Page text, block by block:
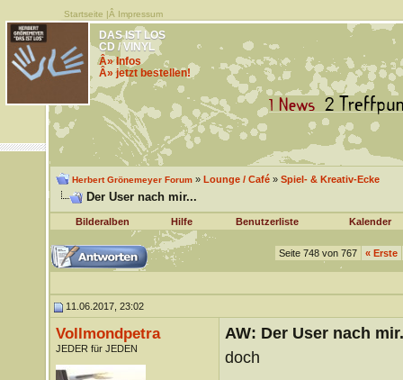
Startseite |Â Impressum
DAS IST LOS
CD / VINYL
Â» Infos
Â» jetzt bestellen!
Herbert Grönemeyer Forum» Lounge / Café» Spiel- & Kreativ-Ecke
Der User nach mir...
Bilderalben Hilfe Benutzerliste Kalender
Seite 748 von 767 «Erste
11.06.2017, 23:02
Vollmondpetra
JEDER für JEDEN
AW: Der User nach
doch